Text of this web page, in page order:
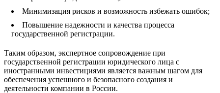
Минимизация рисков и возможность избежать ошибок;
Повышение надежности и качества процесса
государственной регистрации.
Таким образом, экспертное сопровождение при
государственной регистрации юридического лица с
иностранными инвестициями является важным шагом для
обеспечения успешного и безопасного создания и
деятельности компании в России.